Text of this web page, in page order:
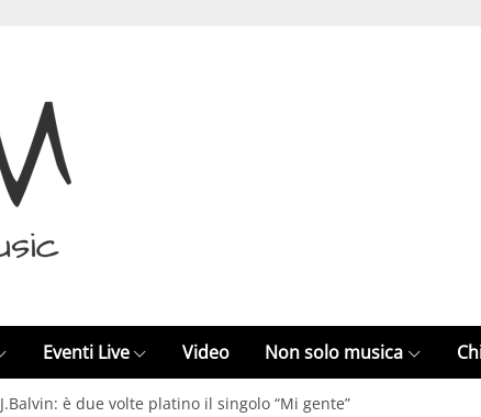
Eventi Live Video Non solo musica
J.Balvin: è due volte platino il singolo “Mi gente”